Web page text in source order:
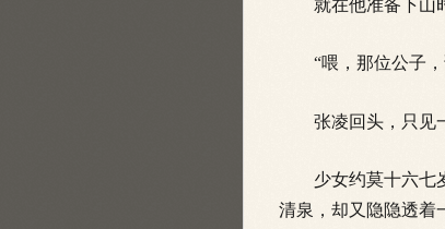
就在他准备下山时
“喂，那位公子，
张凌回头，只见一
少女约莫十六七岁
清泉，却又隐隐透着